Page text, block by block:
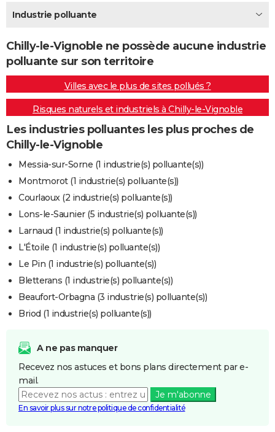
Destinations
City break
Voyage nature
Voyage de noces
Forum
Climat
+PHOTO
GUIDES D'ACHAT
BONS PLANS
CARTE DE VOEUX
Carte de Noël
Carte Bonne année
Carte Saint-Valentin
Carte Pâques
Carte d'anniversaire
DICTIONNAIRE
Dictionnaire
Biographies
Citations
Expressions
Proverbes
PROGRAMME TV
COPAINS D'AVANT
S'inscrire
Se connecter
Lycées
Collèges
Primaires
Universités
Entreprises
Service militaire
Avis de recherche
FORUM
Bricolage
Lifestyle
Culture
Sport
Auto
Television
Voyage
Cinema
Industrie polluante
Chilly-le-Vignoble ne possède aucune industrie
polluante sur son territoire
Villes avec le plus de sites pollués ?
Risques naturels et industriels à Chilly-le-Vignoble
Les industries polluantes les plus proches de
Chilly-le-Vignoble
Messia-sur-Sorne (1 industrie(s) polluante(s))
Montmorot (1 industrie(s) polluante(s))
Courlaoux (2 industrie(s) polluante(s))
Lons-le-Saunier (5 industrie(s) polluante(s))
Larnaud (1 industrie(s) polluante(s))
L'Étoile (1 industrie(s) polluante(s))
Le Pin (1 industrie(s) polluante(s))
Bletterans (1 industrie(s) polluante(s))
Beaufort-Orbagna (3 industrie(s) polluante(s))
Briod (1 industrie(s) polluante(s))
A ne pas manquer
Recevez nos astuces et bons plans directement par e-
mail.
Je m'abonne
En savoir plus sur notre politique de confidentialité